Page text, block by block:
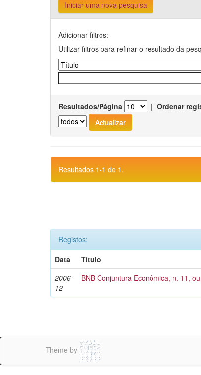
Iniciar uma nova pesquisa
Adicionar filtros:
Utilizar filtros para refinar o resultado da
Resultados/Página | Ordenar
Resultados 1-1 de 1.
Registos:
Data
Título
2006-
12
BNB Conjuntura Econômica, n. 11,
Theme by